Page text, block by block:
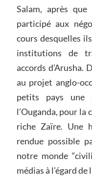
Salam, après
participé aux
cours desquelles
institutions de
accords d’Arusha.
au projet anglo-
petits pays une
l’Ouganda, pour la
riche Zaïre. Une
rendue possible
notre monde
médias à l’égard de